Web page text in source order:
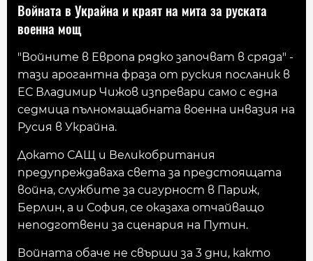
Войната в Украйна и краят на мита за руската
военна мощ
"Войните в Европа рядко започват в сряда" -
тази арогантна фраза от руския посланик в
ЕС Владимир Чижов изпревари само с една
седмица пълномащабната военна инвазия на
Русия в Украйна.
Докато САЩ и Великобритания
предупреждаваха света за предстоящата
война, службите за сигурност в Париж,
Берлин, а и София, се оказаха отчайващо
неподготвени за сценария на Путин.
Войната обаче не свърши за 3 дни, както